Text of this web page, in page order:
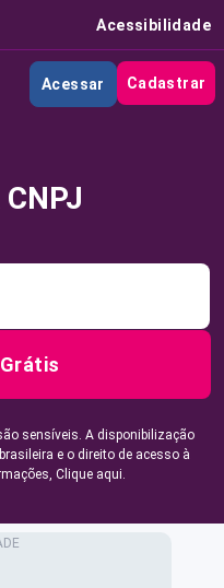
Acessibilidade
Acessar Cadastrar
sensíveis. A disponibilização
e o direito de acesso à
Clique aqui.